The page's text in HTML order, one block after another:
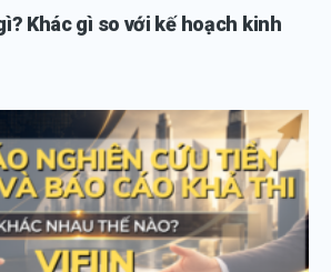
Khác gì so với kế hoạch kinh